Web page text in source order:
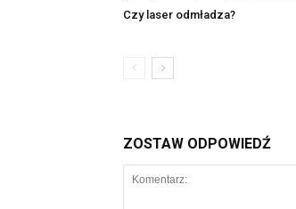
Czy laser odmładza?
ZOSTAW ODPOWIEDŹ